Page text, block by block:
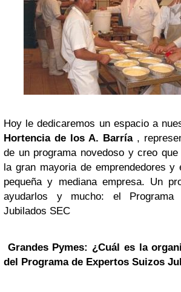
Hoy le dedicaremos un espacio a
Hortencia de los A. Barría,
de un programa novedoso y creo
la gran mayoria de emprendedores y
pequeña y mediana empresa. Un
ayudarlos y mucho: el Programa
Jubilados SEC
Grandes Pymes: ¿Cuál es la
del Programa de Expertos Suizos